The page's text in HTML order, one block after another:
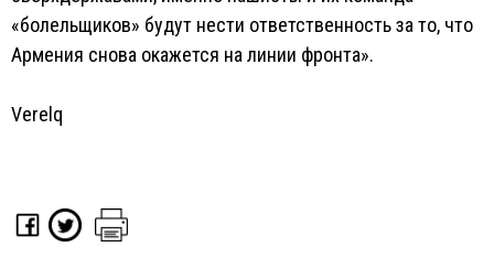
«болельщиков» будут нести ответственность за то, что
Армения снова окажется на линии фронта».
Verelq